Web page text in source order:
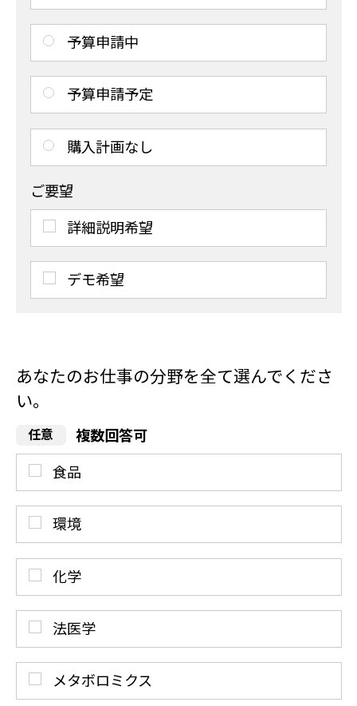
予算申請中
予算申請予定
購入計画なし
ご要望
詳細説明希望
デモ希望
あなたのお仕事の分野を全て選んでくださ
い。
複数回答可
食品
環境
化学
法医学
メタボロミクス